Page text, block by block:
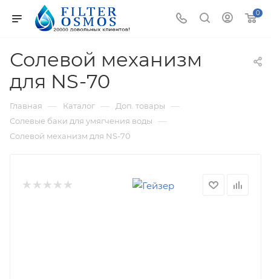
0
Солевой механизм
для NS-70
Главная — Каталог — Доп. товары —
Солевые баки для умягчения воды —
Солевой механизм для NS-70